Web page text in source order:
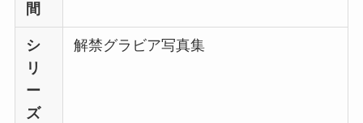
間
シ
リ
ー
ズ
解禁グラビア写真集